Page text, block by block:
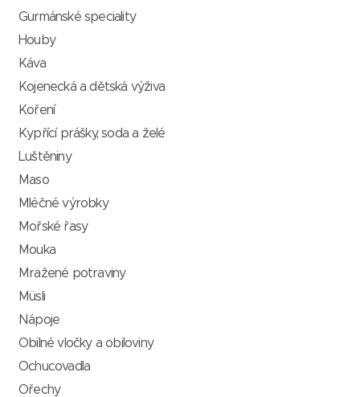
Gurmánské speciality
Houby
Káva
Kojenecká a dětská výživa
Koření
Kypřící prášky, soda a želé
Luštěniny
Maso
Mléčné výrobky
Mořské řasy
Mouka
Mražené potraviny
Müsli
Nápoje
Obilné vločky a obiloviny
Ochucovadla
Ořechy